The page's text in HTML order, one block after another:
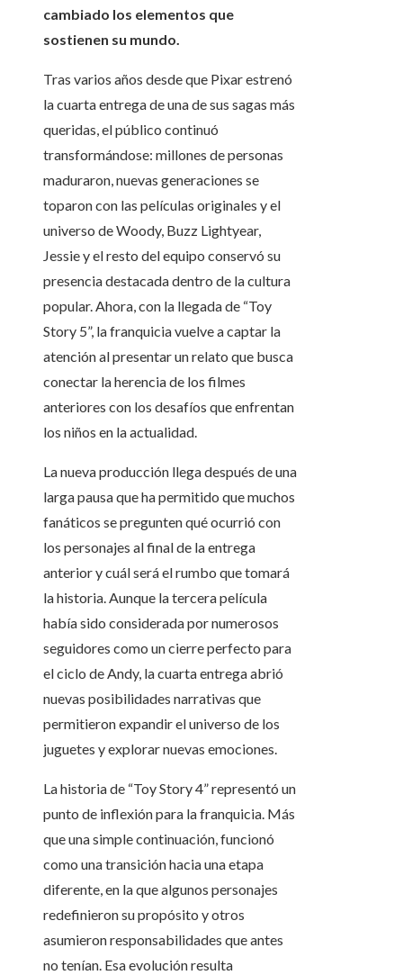
cambiado los elementos que
sostienen su mundo.
Tras varios años desde que Pixar estrenó
la cuarta entrega de una de sus sagas más
queridas, el público continuó
transformándose: millones de personas
maduraron, nuevas generaciones se
toparon con las películas originales y el
universo de Woody, Buzz Lightyear,
Jessie y el resto del equipo conservó su
presencia destacada dentro de la cultura
popular. Ahora, con la llegada de “Toy
Story 5”, la franquicia vuelve a captar la
atención al presentar un relato que busca
conectar la herencia de los filmes
anteriores con los desafíos que enfrentan
los niños en la actualidad.
La nueva producción llega después de una
larga pausa que ha permitido que muchos
fanáticos se pregunten qué ocurrió con
los personajes al final de la entrega
anterior y cuál será el rumbo que tomará
la historia. Aunque la tercera película
había sido considerada por numerosos
seguidores como un cierre perfecto para
el ciclo de Andy, la cuarta entrega abrió
nuevas posibilidades narrativas que
permitieron expandir el universo de los
juguetes y explorar nuevas emociones.
La historia de “Toy Story 4” representó un
punto de inflexión para la franquicia. Más
que una simple continuación, funcionó
como una transición hacia una etapa
diferente, en la que algunos personajes
redefinieron su propósito y otros
asumieron responsabilidades que antes
no tenían. Esa evolución resulta